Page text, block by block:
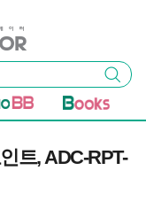
검색
트, ADC-RPT-